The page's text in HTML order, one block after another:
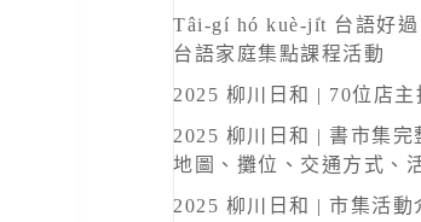
e
n
a
t
i
Tâi-gí hó kuè-ji̍t 台語好
台語家庭集點課程活動
2025 柳川日和 | 70位店
2025 柳川日和 | 書市集完
地圖、攤位、交通方式、
2025 柳川日和 | 市集活動